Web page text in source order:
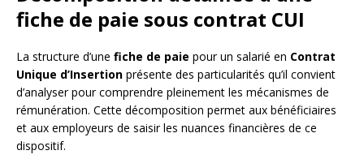
fiche de paie sous contrat CUI
La structure d’une fiche de paie pour un salarié en Contrat
Unique d’Insertion présente des particularités qu’il convient
d’analyser pour comprendre pleinement les mécanismes de
rémunération. Cette décomposition permet aux bénéficiaires
et aux employeurs de saisir les nuances financières de ce
dispositif.